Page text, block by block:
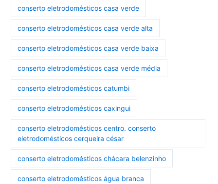
conserto eletrodomésticos casa verde
conserto eletrodomésticos casa verde alta
conserto eletrodomésticos casa verde baixa
conserto eletrodomésticos casa verde média
conserto eletrodomésticos catumbi
conserto eletrodomésticos caxingui
conserto eletrodomésticos centro. conserto
eletrodomésticos cerqueira césar
conserto eletrodomésticos chácara belenzinho
conserto eletrodomésticos água branca